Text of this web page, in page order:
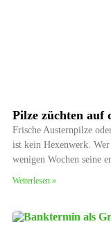
Pilze züchten auf
Frische Austernpilze
ist kein Hexenwerk.
wenigen Wochen seine
Weiterlesen »